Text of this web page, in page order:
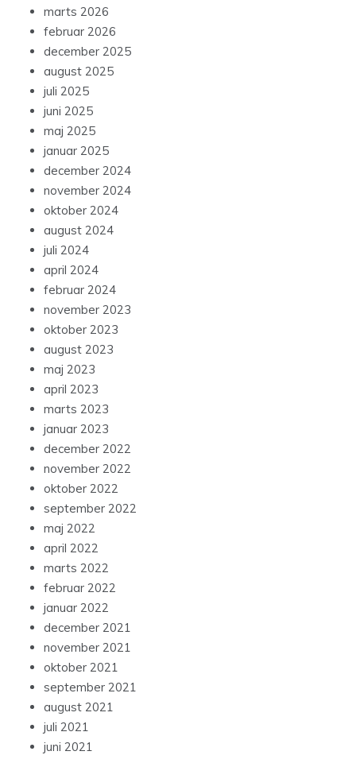
marts 2026
februar 2026
december 2025
august 2025
juli 2025
juni 2025
maj 2025
januar 2025
december 2024
november 2024
oktober 2024
august 2024
juli 2024
april 2024
februar 2024
november 2023
oktober 2023
august 2023
maj 2023
april 2023
marts 2023
januar 2023
december 2022
november 2022
oktober 2022
september 2022
maj 2022
april 2022
marts 2022
februar 2022
januar 2022
december 2021
november 2021
oktober 2021
september 2021
august 2021
juli 2021
juni 2021